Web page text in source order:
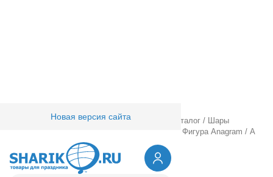
Новая версия сайта
Товары для праздника/ Оптовый каталог /
Шары
Фигура Anagram / А
ФИГУРА/P50 Квадрат с маркером